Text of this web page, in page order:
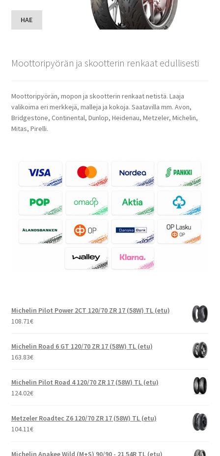
HAE
Moottoripyörän ja skootterin renkaat edullisesti
Moottoripyörän, mopon ja skootterin renkaat netistä. Laaja
valikoima eri merkkejä, malleja ja kokoja. Saatavilla mm. Avon,
Bridgestone, Continental, Dunlop, Heidenau, Metzeler, Michelin,
Mitas, Pirelli.
Michelin Pilot Power 2CT 120/70 ZR 17 (58W) TL (etu)
108.71€
Michelin Road 6 GT 120/70 ZR 17 (58W) TL (etu)
163.83€
Michelin Pilot Road 4 120/70 ZR 17 (58W) TL (etu)
124.02€
Metzeler Roadtec Z6 120/70 ZR 17 (58W) TL (etu)
104.11€
Michelin Anakee Wild (M+S) 90/90 - 21 54R TL (etu)